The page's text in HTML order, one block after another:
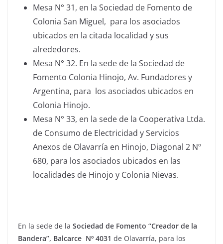
Mesa N° 31, en la Sociedad de Fomento de
Colonia San Miguel, para los asociados
ubicados en la citada localidad y sus
alrededores.
Mesa N° 32. En la sede de la Sociedad de
Fomento Colonia Hinojo, Av. Fundadores y
Argentina, para los asociados ubicados en
Colonia Hinojo.
Mesa N° 33, en la sede de la Cooperativa Ltda.
de Consumo de Electricidad y Servicios
Anexos de Olavarría en Hinojo, Diagonal 2 Nº
680, para los asociados ubicados en las
localidades de Hinojo y Colonia Nievas.
En la sede de la Sociedad de Fomento “Creador de la
Bandera”, Balcarce Nº 4031 de Olavarría, para los